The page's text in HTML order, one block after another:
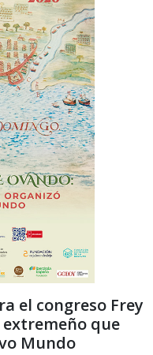
el congreso Frey
que
Mundo